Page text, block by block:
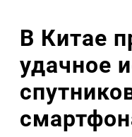
В Китае
удачное